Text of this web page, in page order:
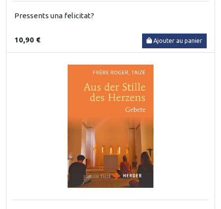
Pressents una felicitat?
10,90 € Ajouter au panier